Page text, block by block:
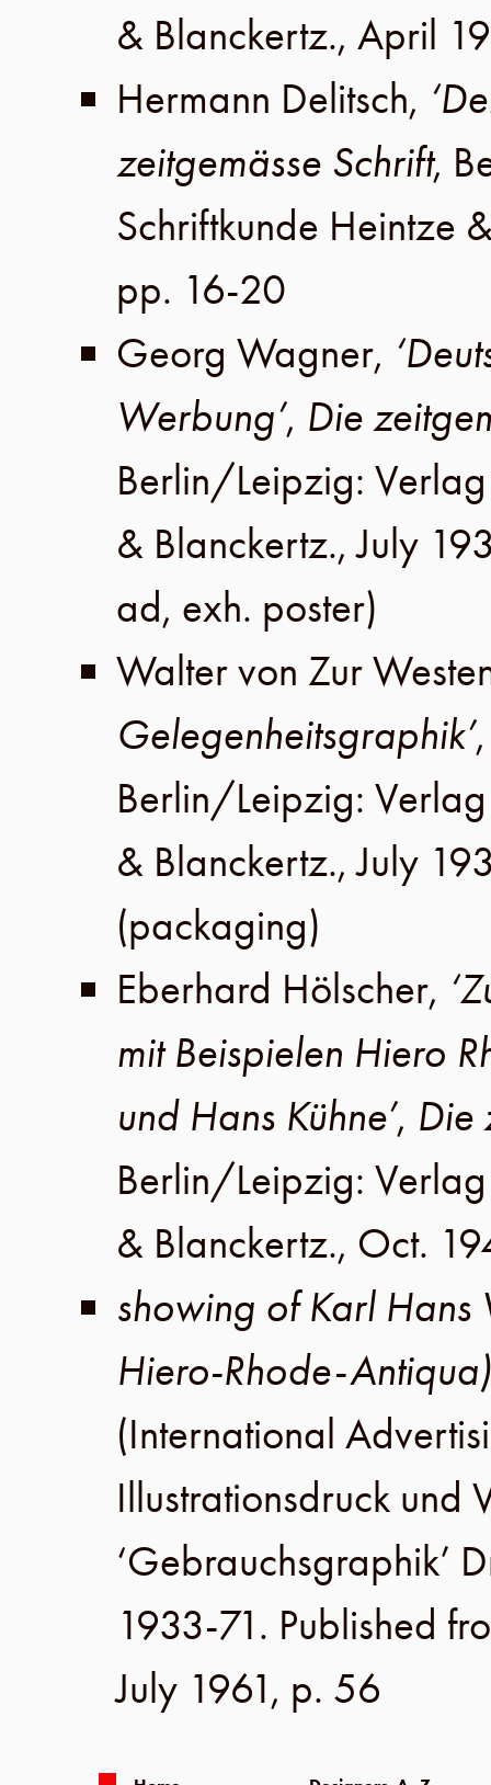
& Blanckertz., April
Hermann Delitsch,
zeitgemässe Schrift,
Schriftkunde Heintze
pp. 16-20
Georg Wagner,
Werbung’, Die
Berlin/Leipzig:
& Blanckertz.,July
ad, exh. poster)
Walter von Zur
Gelegenheitsgraphik’
Berlin/Leipzig:
& Blanckertz.,July
(packaging)
Eberhard Hölscher,
mit Beispielen Hiero
und Hans Kühne’, Die
Berlin/Leipzig:
& Blanckertz., Oct.
showing of Karl Hans
Hiero-Rhode-Antiqua)
(International
Illustrationsdruck und
‘Gebrauchsgraphik’
1933-71. Published
July 1961, p. 56